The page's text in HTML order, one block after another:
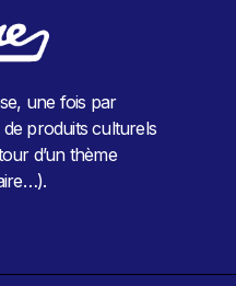
une fois par
de produits culturels
d’un thème